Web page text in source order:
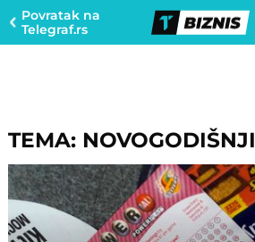
Povratak na
Telegraf.rs
TEMA: NOVOGODIŠNJI